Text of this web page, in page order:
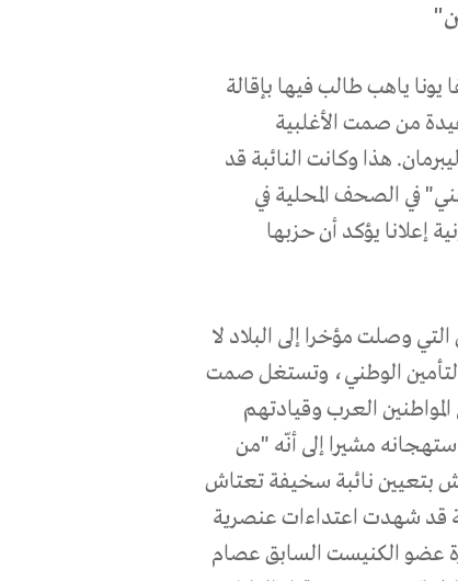
ياهب طالب فيها بإقالة
من صمت الأغلبية
هذا وكانت النائبة قد
في الصحف المحلية في
إعلانا يؤكد أن حزبها
وصلت مؤخرا إلى البلاد لا
التأمين الوطني، وتستغل صمت
العرب وقيادتهم
مشيرا إلى أنّه "من
بتعيين نائبة سخيفة تعتاش
قد شهدت اعتداءات عنصرية
عضو الكنيست السابق عصام